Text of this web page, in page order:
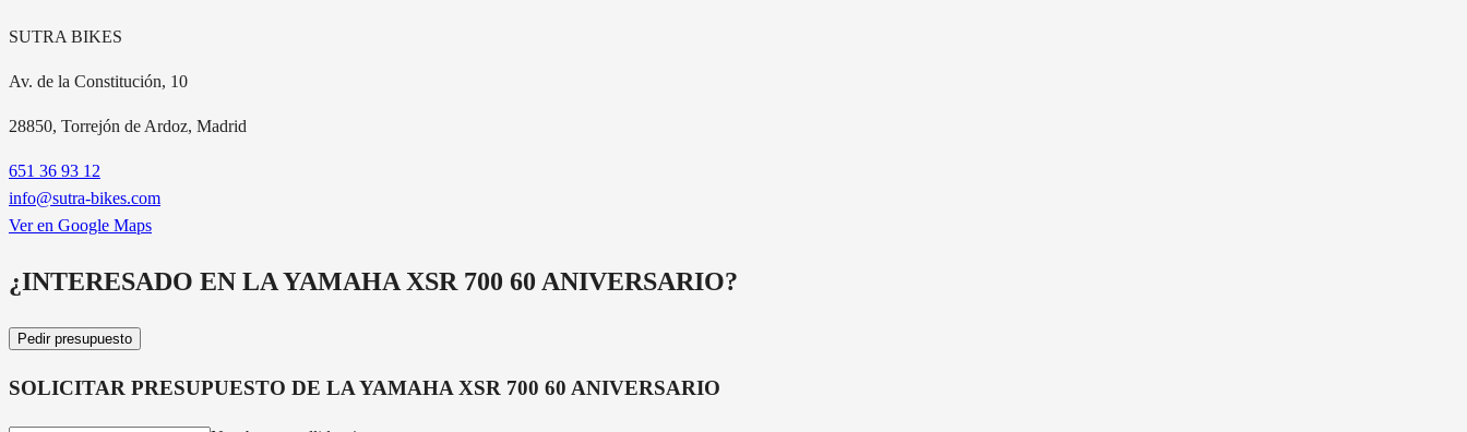
SUTRA BIKES
Av. de la Constitución, 10
28850, Torrejón de Ardoz, Madrid
651 36 93 12
info@sutra-bikes.com
Ver en Google Maps
¿INTERESADO EN LAYAMAHA XSR 700 60 ANIVERSARIO?
Pedir presupuesto
SOLICITAR PRESUPUESTO DE LAYAMAHA XSR 700 60 ANIVERSARIO